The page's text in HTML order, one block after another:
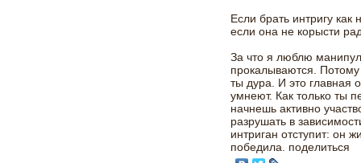
Если брать интригу
если она не корысти
За что я люблю
прокалываются. Потому
ты дура. И это главная
умнеют. Как только ты
начнешь активно
разрушать в
интриган отступит: он
победила.
поделиться